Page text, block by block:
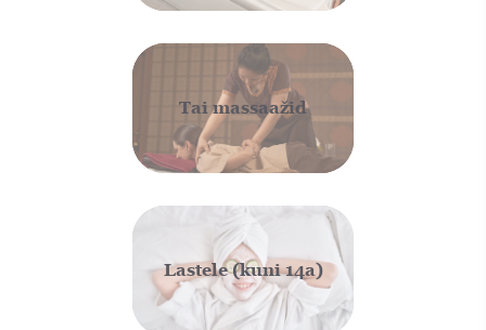
Tai massaažid
Lastele (kuni 14a)